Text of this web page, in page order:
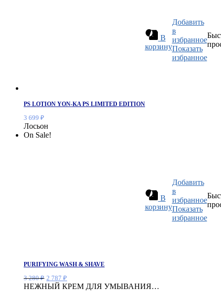
В
корзину
Добавить
в
избранное
Показать
избранное
PS LOTION YON-KA PS LIMITED EDITION
3 699 ₽
Лосьон
On Sale!
В
корзину
Добавить
в
избранное
Показать
избранное
PURIFYING WASH & SHAVE
3 280₽ Первоначальная
цена
2 787 ₽
цена:
НЕЖНЫЙ КРЕМ ДЛЯ УМЫВАНИЯ…